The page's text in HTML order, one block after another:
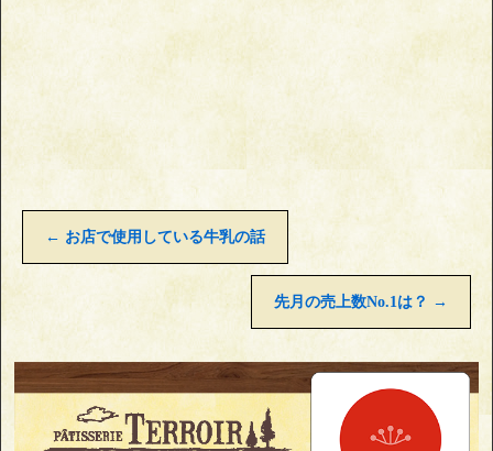
← お店で使用している牛乳の話
先月の売上数No.1は？ →